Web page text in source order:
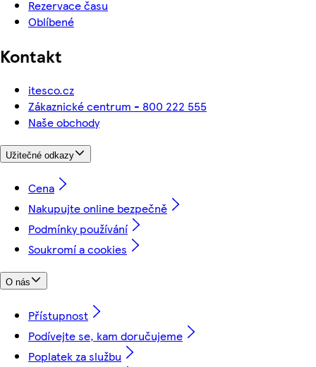
Rezervace času
Oblíbené
Kontakt
itesco.cz
Zákaznické centrum - 800 222 555
Naše obchody
Užitečné odkazy
Cena
Nakupujte online bezpečně
Podmínky používání
Soukromí a cookies
O nás
Přístupnost
Podívejte se, kam doručujeme
Poplatek za službu